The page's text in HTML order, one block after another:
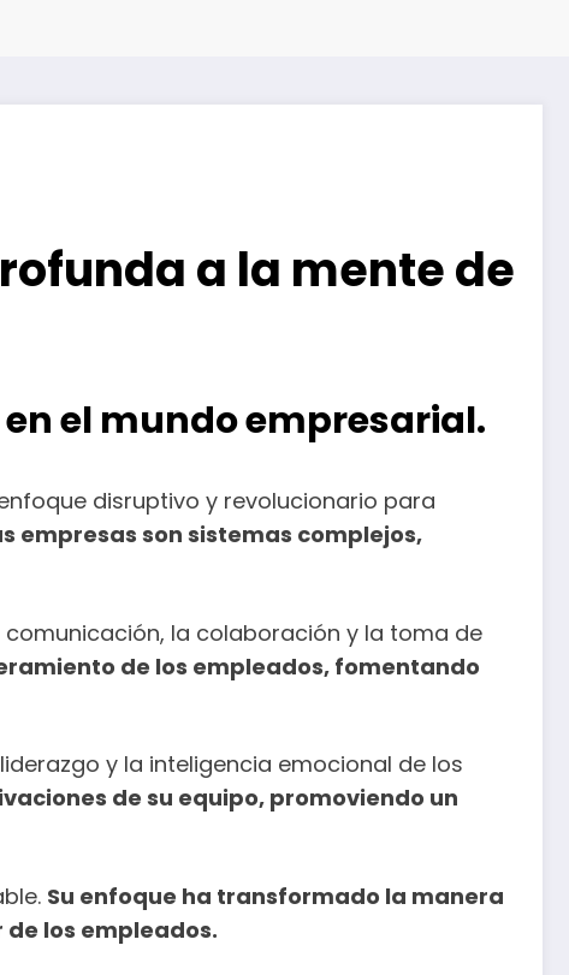
a la mente de
el mundo empresarial.
disruptivo y revolucionario para
empresas son sistemas complejos,
la colaboración y la toma de
de los empleados, fomentando
y la inteligencia emocional de los
de su equipo, promoviendo un
Su enfoque ha transformado la manera
los empleados.